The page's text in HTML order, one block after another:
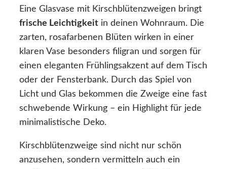
Eine Glasvase mit Kirschblütenzweigen bringt
frische Leichtigkeit in deinen Wohnraum. Die
zarten, rosafarbenen Blüten wirken in einer
klaren Vase besonders filigran und sorgen für
einen eleganten Frühlingsakzent auf dem Tisch
oder der Fensterbank. Durch das Spiel von
Licht und Glas bekommen die Zweige eine fast
schwebende Wirkung – ein Highlight für jede
minimalistische Deko.
Kirschblütenzweige sind nicht nur schön
anzusehen, sondern vermitteln auch ein